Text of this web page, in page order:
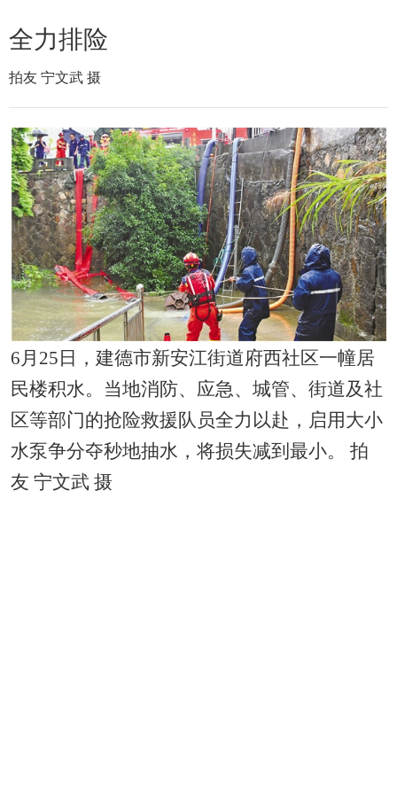
全力排险
拍友 宁文武 摄
6月25日，建德市新安江街道府西社区一幢居
民楼积水。当地消防、应急、城管、街道及社
区等部门的抢险救援队员全力以赴，启用大小
水泵争分夺秒地抽水，将损失减到最小。 拍
友 宁文武 摄